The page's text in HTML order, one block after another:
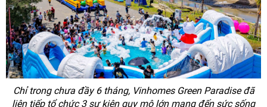
Chỉ trong chưa đầy 6 tháng, Vinhomes Green Paradise đã
liên tiếp tổ chức 3 sự kiện quy mô lớn mang đến sức sống